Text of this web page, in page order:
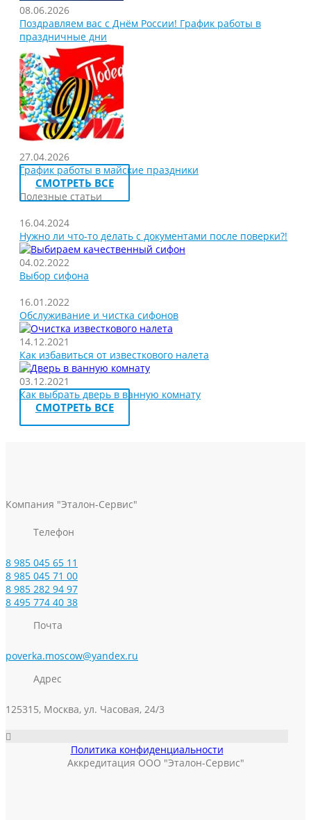
08.06.2026
Поздравляем вас с Днём России! График работы в
праздничные дни
27.04.2026
График работы в майские праздники
СМОТРЕТЬ ВСЕ
Полезные статьи
16.04.2024
Нужно ли что-то делать с документами после поверки?!
04.02.2022
Выбор сифона
16.01.2022
Обслуживание и чистка сифонов
14.12.2021
Как избавиться от известкового налета
03.12.2021
Как выбрать дверь в ванную комнату
СМОТРЕТЬ ВСЕ
Компания "Эталон-Сервис"
Телефон
8 985 045 65 11
8 985 045 71 00
8 985 282 94 97
8 495 774 40 38
Почта
poverka.moscow@yandex.ru
Адрес
125315, Москва, ул. Часовая, 24/3
Политика конфиденциальности
Аккредитация ООО "Эталон-Сервис"